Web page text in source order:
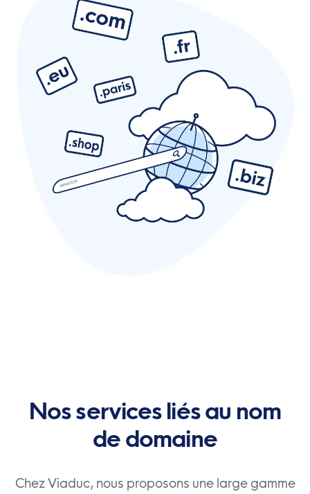
Nos services liés au nom
de domaine
Chez Viaduc, nous proposons une large gamme